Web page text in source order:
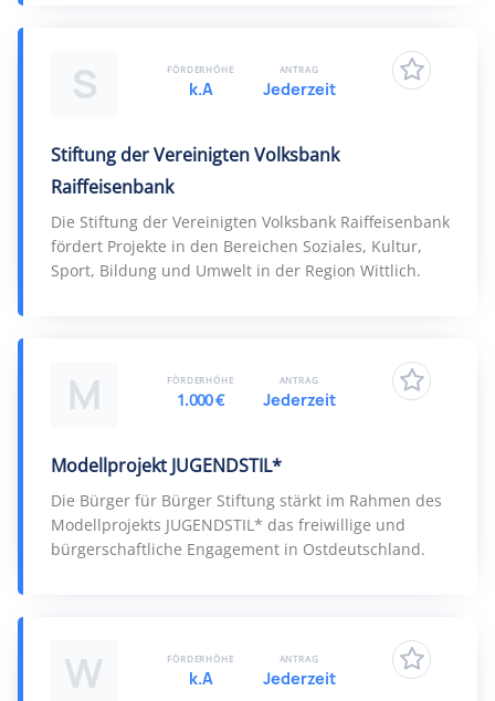
S
Stiftung der Vereinigten Volksbank
Raiffeisenbank
Die Stiftung der Vereinigten Volksbank Raiffeisenbank
fördert Projekte in den Bereichen Soziales, Kultur,
Sport, Bildung und Umwelt in der Region Wittlich.
FÖRDERHÖHE
k.A
ANTRAG
Jederzeit
M
Modellprojekt JUGENDSTIL*
Die Bürger für Bürger Stiftung stärkt im Rahmen des
Modellprojekts JUGENDSTIL* das freiwillige und
bürgerschaftliche Engagement in Ostdeutschland.
FÖRDERHÖHE
1.000 €
ANTRAG
Jederzeit
W FÖRDERHÖHE
k.A
ANTRAG
Jederzeit